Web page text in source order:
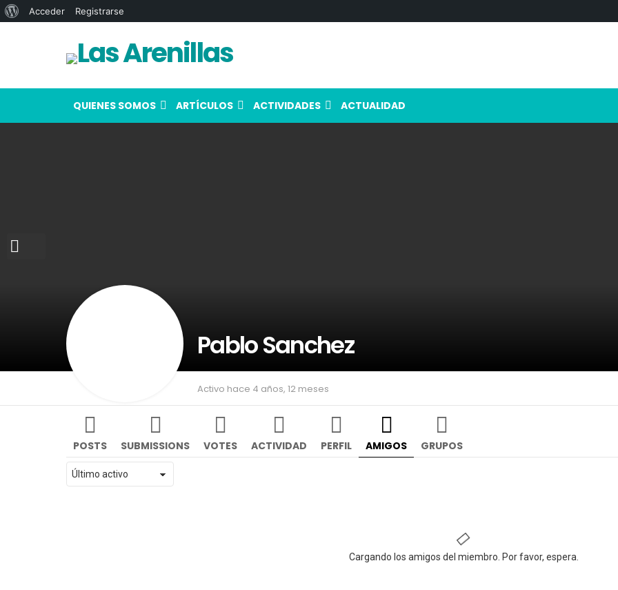
QUIENES SOMOS ARTÍCULOS ACTIVIDADES ACTUALIDAD
Pablo Sanchez
Activo hace 4 años, 12 meses
POSTS SUBMISSIONS VOTES ACTIVIDAD PERFIL AMIGOS GRUPOS
Mostrar:
Cargando los amigos del miembro. Por favor, espera.
Acerca
Acceder Registrarse